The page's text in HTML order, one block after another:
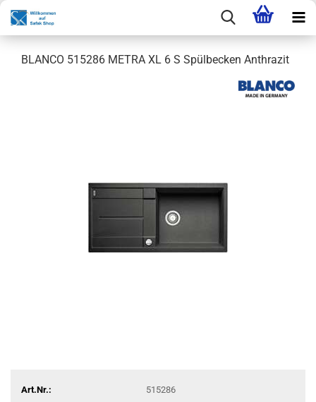
BLANCO 515286 METRA XL 6 S Spülbecken Anthrazit
Art.Nr.:
515286